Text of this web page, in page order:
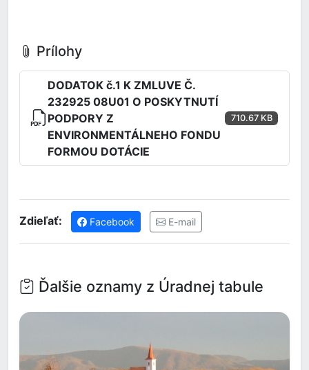
Prílohy
DODATOK č.1 K ZMLUVE Č.
232925 08U01 O POSKYTNUTÍ
PODPORY Z
ENVIRONMENTÁLNEHO FONDU
FORMOU DOTÁCIE
710.67 KB
Zdieľať: Facebook E-mail
Ďalšie oznamy z Úradnej tabule